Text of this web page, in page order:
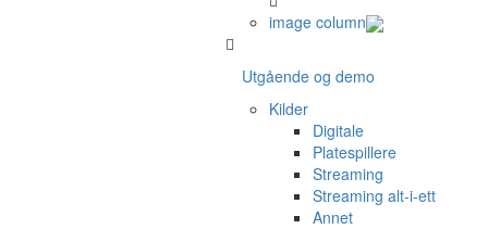
image column
Utgående og demo
Kilder
Digitale
Platespillere
Streaming
Streaming alt-i-ett
Annet